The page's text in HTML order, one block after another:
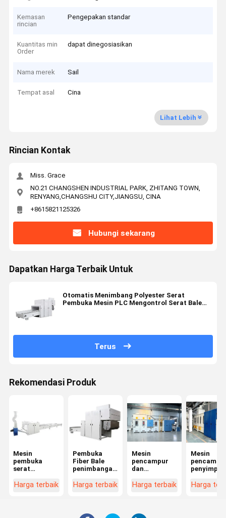
Kemasan
rincian
Pengepakan standar
Kuantitas min
Order
dapat dinegosiasikan
Nama merek Sail
Tempat asal Cina
Lihat Lebih
Rincian Kontak
Miss. Grace
NO.21 CHANGSHEN INDUSTRIAL PARK, ZHITANG TOWN,
RENYANG,CHANGSHU CITY,JIANGSU, CINA
+8615821125326
Hubungi sekarang
Dapatkan Harga Terbaik Untuk
Otomatis Menimbang Polyester Serat
Pembuka Mesin PLC Mengontrol Serat Bale
Terus
Rekomendasi Produk
Mesin
pembuka
serat
berkapasitas
Harga terbaik
Pembuka
Fiber Bale
penimbangan
Harga terbaik
Mesin
pencampur
dan
kombinasi
Harga terbaik
Mesin
dengan
Harga